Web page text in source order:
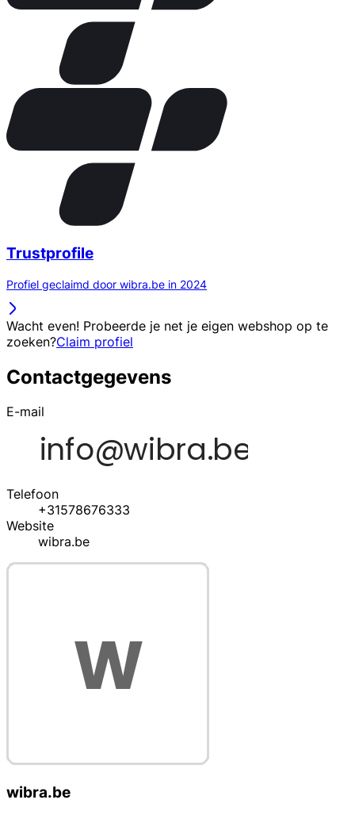
Trustprofile
Profiel geclaimd door wibra.be in 2024
Wacht even! Probeerde je net je eigen webshop op te
zoeken?Claim profiel
Contactgegevens
E-mail
Telefoon
+31578676333
Website
wibra.be
wibra.be